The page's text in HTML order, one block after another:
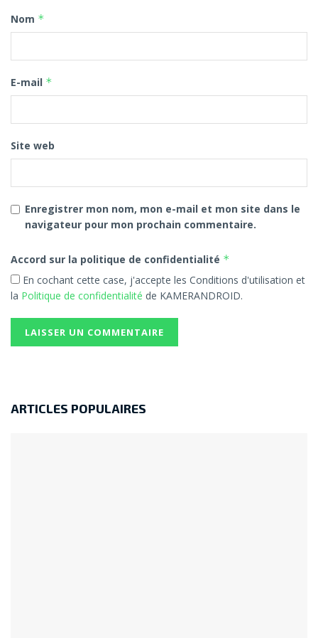
Pour aller plus loin :
Cameroun : déjà 29 000 téléphones déclarés en
deux semaines — le dédouanement des
Cameroun : environ 700 000 téléphones
illégalement connectés au réseau local — quand
l’IMEI redéfinit les règles du marché mobile
Cameroun : vos smartphones peuvent être
bloqués à distance depuis le 1er avril — la réforme
IMEI qui change tout
réforme IMEI vise 25 milliards FCFA de recettes
douanières par an et peut bloquer vos
smartphones
Taxe sur les téléphones au Cameroun : retour sur
un projet suspendu, mais non oublié
Nom *
E-mail *
Site web
Enregistrer mon nom, mon e-mail et mon site dans le
navigateur pour mon prochain commentaire.
Accord sur la politique de confidentialité *
En cochant cette case, j'accepte les Conditions d'utilisation et
la Politique de confidentialité de KAMERANDROID.
ARTICLES POPULAIRES